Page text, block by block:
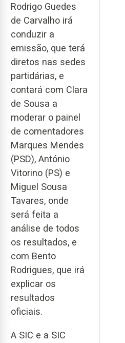
Rodrigo Guedes
de Carvalho irá
conduzir a
emissão, que terá
diretos nas sedes
partidárias, e
contará com Clara
de Sousa a
moderar o painel
de comentadores
Marques Mendes
(PSD), António
Vitorino (PS) e
Miguel Sousa
Tavares, onde
será feita a
análise de todos
os resultados, e
com Bento
Rodrigues, que irá
explicar os
resultados
oficiais.
A SIC e a SIC